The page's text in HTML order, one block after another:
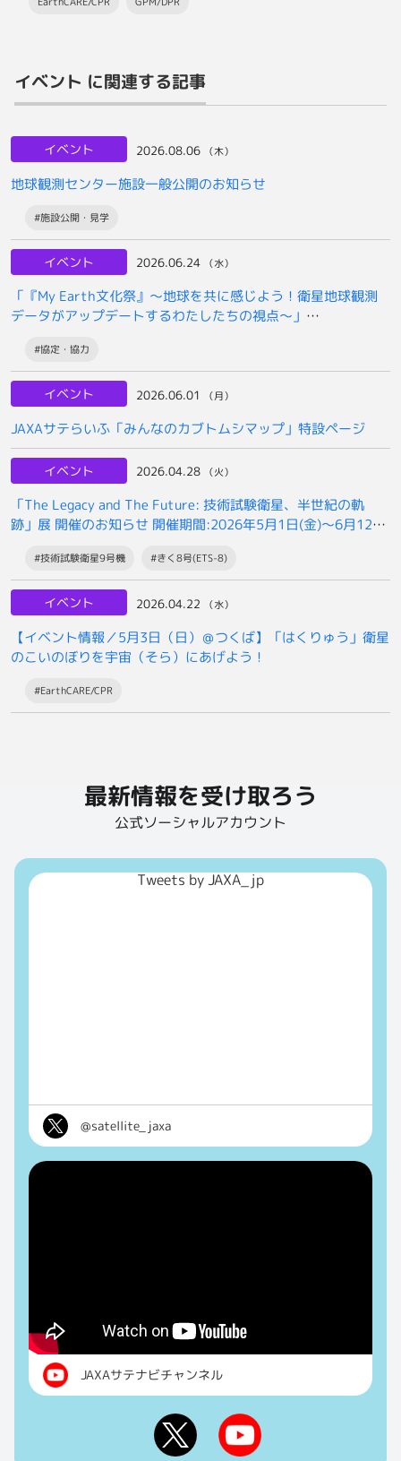
イベント に関連する記事
イベント 2026.08.06 （木）
地球観測センター施設一般公開のお知らせ
#施設公開・見学
イベント 2026.06.24 （水）
「『My Earth文化祭』～地球を共に感じよう！衛星地球観測
データがアップデートするわたしたちの視点～」
#協定・協力
イベント 2026.06.01 （月）
JAXAサテらいふ「みんなのカブトムシマップ」特設ページ
イベント 2026.04.28 （火）
「The Legacy and The Future: 技術試験衛星、半世紀の軌
跡」展 開催のお知らせ 開催期間:2026年5月1日(金)～6月12日
#技術試験衛星9号機 #きく8号(ETS-8)
イベント 2026.04.22 （水）
【イベント情報／5月3日（日）＠つくば】「はくりゅう」衛星
のこいのぼりを宇宙（そら）にあげよう！
#EarthCARE/CPR
最新情報を受け取ろう
公式ソーシャルアカウント
Tweets by JAXA_jp
@satellite_jaxa
JAXAサテナビチャンネル